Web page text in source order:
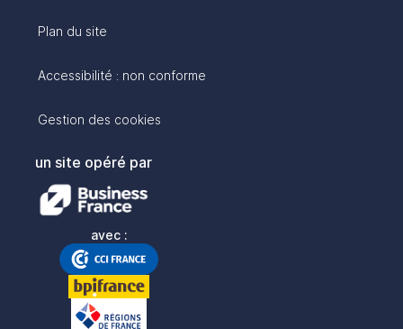
Plan du site
Accessibilité : non conforme
Gestion des cookies
un site opéré par
avec :